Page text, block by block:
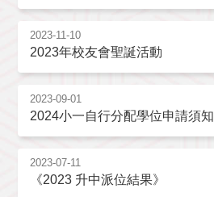
2023-11-10
2023年校友會聖誕活動
2023-09-01
2024小一自行分配學位申請須知
2023-07-11
《2023 升中派位結果》